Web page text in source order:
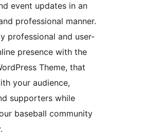
event updates in an
professional manner.
professional and user-
presence with the
Theme, that
your audience,
supporters while
baseball community